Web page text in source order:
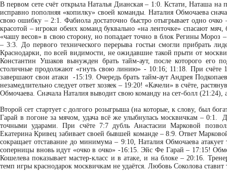
В первом сете счёт открыла Наталья Дианская – 1:0. Кстати, Наташа на
исправно пополняя «копилку» своей команды. Наталия Обмочаева
свою ошибку – 2:1. Фабиола достаточно быстро отыгрывает одно
красотой – игроки обеих команд буквально «на ленточке» спасают
«чашу весов» в свою сторону, но попадает точно в блок Регины
– 3:3. До первого технического перерыва гостьи смогли прибрать
Краснодарки, по всей видимости, не ожидавшие такой прыти от
Константин Ушаков вынужден брать тайм-аут, после которого его
столичные продолжают «гнуть свою линию» - 10:16; 11:18. При счёте
завершают свои атаки -15:19. Очередь брать тайм-аут Андрея
незамедлительно следует ответ хозяек – 19:20! «Качели» в счёте,
Обмочаева. Сначала Наталия выводит свою команду на сет-болл
Второй сет стартует с долгого розыгрыша (на которые, к слову, был
Гарай в погоне за мячом, удача всё же улыбнулась москвичкам – 0:1.
точными ударами. При счёте 7:7 дубль Анастасии Марковой
Екатерина Кривец забивает своей бывшей команде – 8:9. Ответ
сокращает отставание до минимума – 9:10, Наталия Обмочаева
соперницы вновь идут «очко в очко» -16:15. Эйс Фе Гарай – 17:15!
Кошелева показывает мастер-класс и в атаке, и на блоке – 20:16.
темп игры краснодарок москвичкам не удаётся. Любовь Соколова